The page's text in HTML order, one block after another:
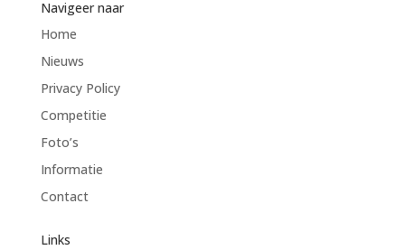
Navigeer naar
Home
Nieuws
Privacy Policy
Competitie
Foto’s
Informatie
Contact
Links